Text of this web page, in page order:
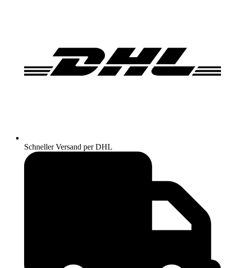
Schneller Versand per DHL